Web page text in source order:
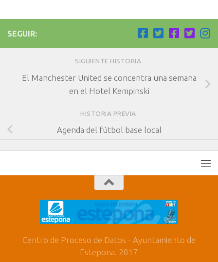
SEGUIR:
SIGUIENTE HISTORIA
El Manchester United se concentra una semana
en el Hotel Kempinski
HISTORIA PREVIA
Agenda del fútbol base local
Centro de Proceso de Datos - Ayuntamiento de
Estepona. 2017